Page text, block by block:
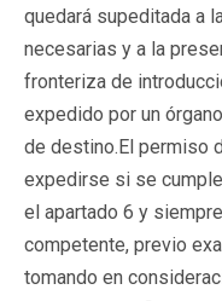
quedará supeditada a
necesarias y a la
fronteriza de
expedido por un
de destino.El permiso
expedirse si se
el apartado 6 y
competente, previo
tomando en